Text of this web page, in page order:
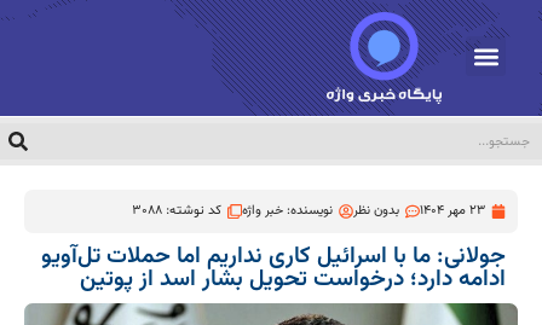
23 مهر 1404 بدون نظر نویسنده:خبر واژه کد نوشته: 3088
جولانی: ما با اسرائیل کاری نداریم اما حملات تل‌آویو
ادامه دارد؛ درخواست تحویل بشار اسد از پوتین